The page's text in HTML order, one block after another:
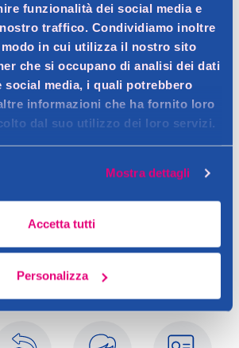
funzionalità dei social media e
traffico. Condividiamo inoltre
in cui utilizza il nostro sito
che si occupano di analisi dei dati
social media, i quali potrebbero
informazioni che ha fornito loro
dal suo utilizzo dei loro servizi.
Mostra dettagli
Accetta tutti
Personalizza
Lines Intervallo Lady è studiata per
da tutti i tipi di perditeche
che ti garantiscel’asciutto
offre una maggior discrezione grazie
odori“Anti Odour System™” ad azione
studiato per ridurre il rischio di
il rispetto del
naturale equilibrio della